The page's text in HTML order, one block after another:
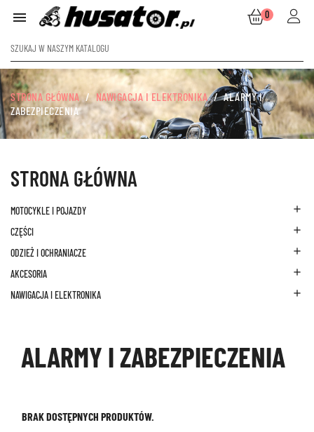
 0
STRONA GŁÓWNA NAWIGACJA I ELEKTRONIKA
ALARMY I
ZABEZPIECZENIA
STRONA GŁÓWNA
MOTOCYKLE I POJAZDY 
CZĘŚCI 
ODZIEŻ I OCHRANIACZE 
AKCESORIA 
NAWIGACJA I ELEKTRONIKA 
ALARMY I ZABEZPIECZENIA
BRAK DOSTĘPNYCH PRODUKTÓW.